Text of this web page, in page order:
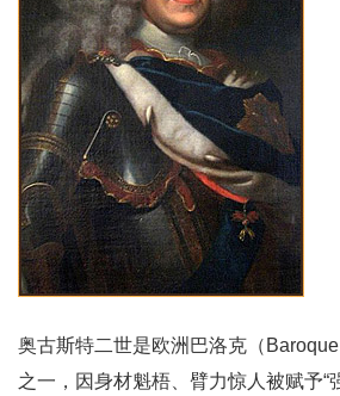
奥古斯特二世是欧洲巴洛克（
之一，因身材魁梧、臂力惊人被赋予“